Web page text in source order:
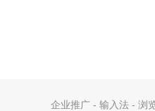
企业推广 - 输入法 - 浏